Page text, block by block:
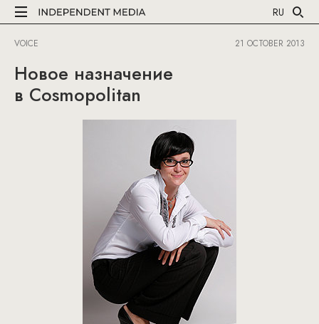
RU
VOICE 21 OCTOBER 2013
Новое назначение
в Cosmopolitan